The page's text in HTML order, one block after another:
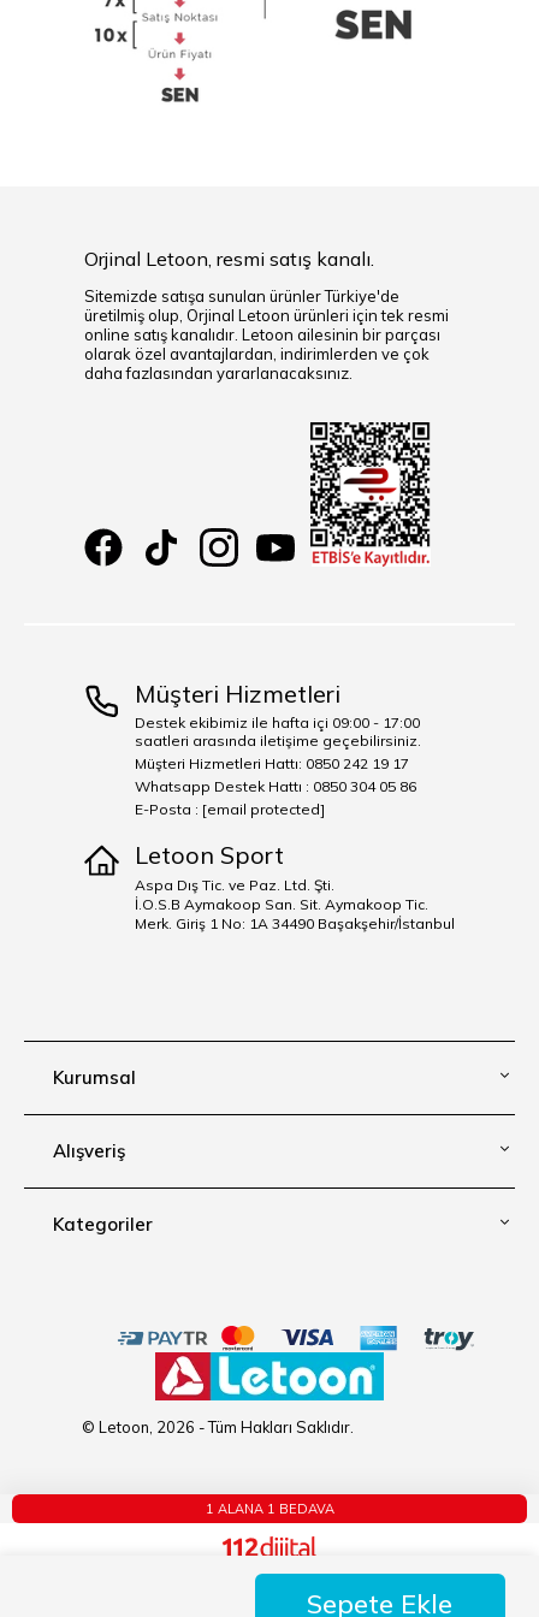
Orjinal Letoon, resmi satış kanalı.
Sitemizde satışa sunulan ürünler Türkiye'de
üretilmiş olup, Orjinal Letoon ürünleri için tek resmi
online satış kanalıdır. Letoon ailesinin bir parçası
olarak özel avantajlardan, indirimlerden ve çok
daha fazlasından yararlanacaksınız.
Kurumsal
Alışveriş
Kategoriler
Müşteri Hizmetleri
Destek ekibimiz ile hafta içi 09:00 - 17:00
saatleri arasında iletişime geçebilirsiniz.
Müşteri Hizmetleri Hattı: 0850 242 19 17
Whatsapp Destek Hattı : 0850 304 05 86
E-Posta : [email protected]
Letoon Sport
Aspa Dış Tic. ve Paz. Ltd. Şti.
İ.O.S.B Aymakoop San. Sit. Aymakoop Tic.
Merk. Giriş 1 No: 1A 34490 Başakşehir/İstanbul
© Letoon, 2026 - Tüm Hakları Saklıdır.
1 ALANA 1 BEDAVA